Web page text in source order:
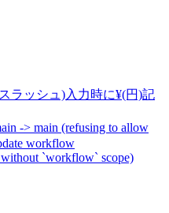
ラッシュ)入力時に¥(円)記
-> main (refusing to allow
workflow
`workflow` scope)